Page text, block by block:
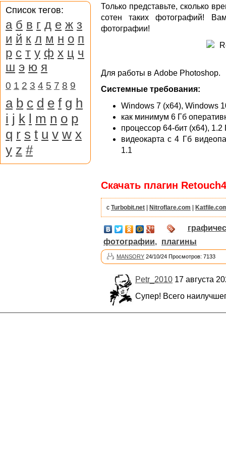
Только представьте, сколько
сотен таких фотографий!
фотографии!
Для работы в Adobe Photoshop.
Системные требования:
Windows 7 (x64), Windows
как минимум 6 Гб
процессор 64-бит (x64),
видеокарта c 4 Гб
1.1
Скачать плагин
с Turbobit.net Nitroflare.com
фотографии, плагины
MANSORY 24/10/24 Просмотров: 7133
Petr_2010 17 августа
Супер! Всего
Список тегов:
а б в г д е ж з
и й к л м н о п
р с т у ф х ц ч
ш э ю я
0 1 2 3 4 5 7 8 9
a b c d e f g h
i j k l m n o p
q r s t u v w x
y z #